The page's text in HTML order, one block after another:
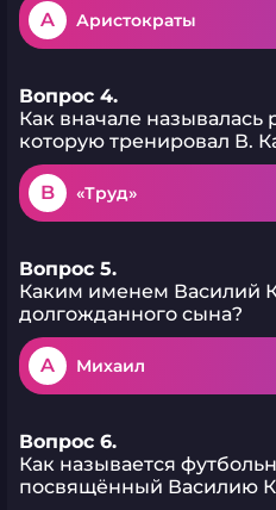
A Аристократы
Вопрос 4.
Как вначале называлась
которую тренировал В.
B «Труд»
Вопрос 5.
Каким именем Василий
долгожданного сына?
A Михаил
Вопрос 6.
Как называется
посвящённый Василию